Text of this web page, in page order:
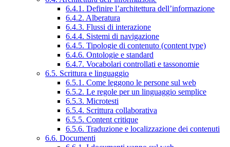
6.4.1. Definire l’architettura dell’informazione
6.4.2. Alberatura
6.4.3. Flussi di interazione
6.4.4. Sistemi di navigazione
6.4.5. Tipologie di contenuto (content type)
6.4.6. Ontologie e standard
6.4.7. Vocabolari controllati e tassonomie
6.5. Scrittura e linguaggio
6.5.1. Come leggono le persone sul web
6.5.2. Le regole per un linguaggio semplice
6.5.3. Microtesti
6.5.4. Scrittura collaborativa
6.5.5. Content critique
6.5.6. Traduzione e localizzazione dei contenuti
6.6. Documenti